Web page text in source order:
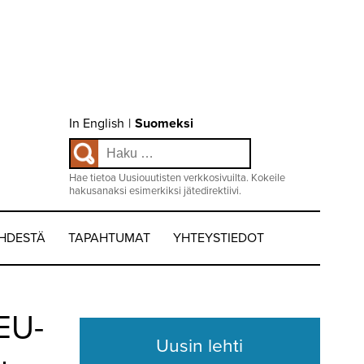
Choose
language
Valitse
kieli:
In English | Suomeksi
Haku:
Hae tietoa Uusiouutisten verkkosivuilta. Kokeile
hakusanaksi esimerkiksi jätedirektiivi.
TAPAHTUMAT YHTEYSTIEDOT
Uusin lehti